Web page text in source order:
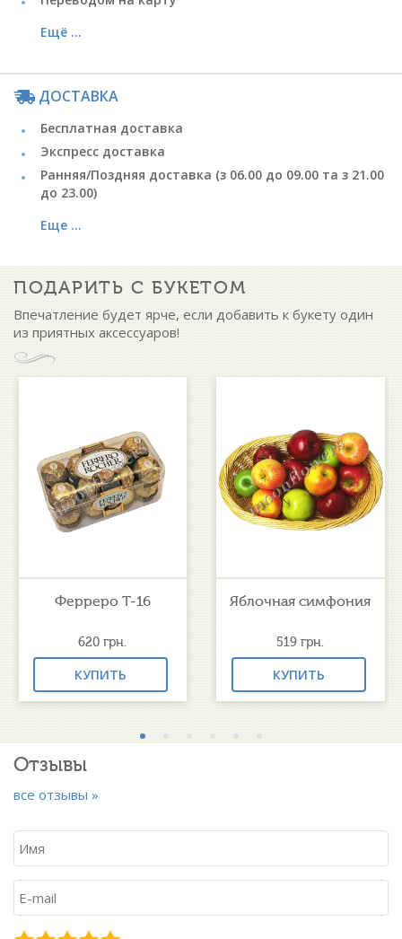
Ещё ...
ДОСТАВКА
Бесплатная доставка
Экспресс доставка
Ранняя/Поздняя доставка (з 06.00 до 09.00 та з 21.00
до 23.00)
Еще ...
ПОДАРИТЬ С БУКЕТОМ
Впечатление будет ярче, если добавить к букету один
из приятных аксессуаров!
Ферреро Т-16
620грн.
КУПИТЬ
Яблочная симфония
519грн.
КУПИТЬ
Отзывы
все отзывы »